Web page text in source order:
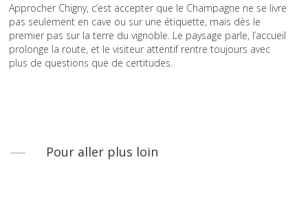
Approcher Chigny, c’est accepter que le Champagne ne se livre
pas seulement en cave ou sur une étiquette, mais dès le
premier pas sur la terre du vignoble. Le paysage parle, l’accueil
prolonge la route, et le visiteur attentif rentre toujours avec
plus de questions que de certitudes.
Pour aller plus loin